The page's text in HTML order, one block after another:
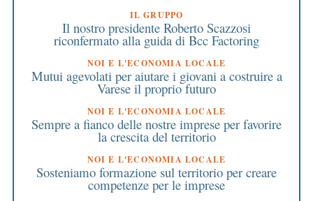
IL GRUPPO
Il nostro presidente Roberto Scazzosi
riconfermato alla guida di Bcc Factoring
NOI E L'ECONOMIA LOCALE
Mutui agevolati per aiutare i giovani a costruire a
Varese il proprio futuro
NOI E L'ECONOMIA LOCALE
Sempre a fianco delle nostre imprese per favorire
la crescita del territorio
NOI E L'ECONOMIA LOCALE
Sosteniamo formazione sul territorio per creare
competenze per le imprese